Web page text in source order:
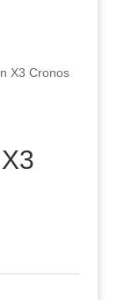
X3 Cronos